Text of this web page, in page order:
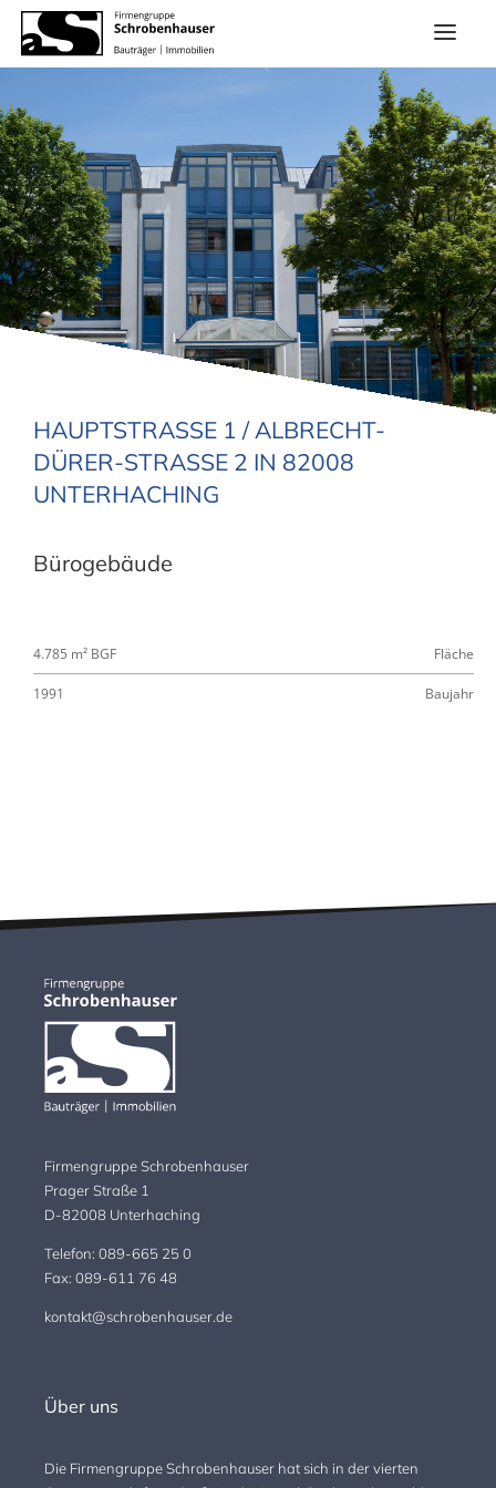
HAUPTSTRASSE 1 / ALBRECHT-D
ÜRER-STRASSE 2 IN 82008 UN
TERHACHING
Bürogebäude
4.785 m² BGF Fläche
1991 Baujahr
Firmengruppe Schrobenhauser
Prager Straße 1
D-82008 Unterhaching
Telefon: 089-665 25 0
Fax: 089-611 76 48
kontakt@schrobenhauser.de
Über uns
Die Firmengruppe Schrobenhauser hat sich in der vierten